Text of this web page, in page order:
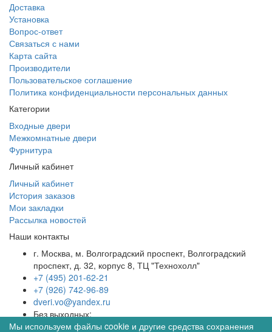
Доставка
Установка
Вопрос-ответ
Связаться с нами
Карта сайта
Производители
Пользовательское соглашение
Политика конфиденциальности персональных данных
Категории
Входные двери
Межкомнатные двери
Фурнитура
Личный кабинет
Личный кабинет
История заказов
Мои закладки
Рассылка новостей
Наши контакты
г. Москва, м. Волгоградский проспект, Волгоградский
проспект, д. 32, корпус 8, ТЦ "Технохолл"
+7 (495) 201-62-21
+7 (926) 742-96-89
dveri.vo@yandex.ru
Без выходных:
08:00 - 22:00
Мы используем файлы cookie и другие средства сохранения